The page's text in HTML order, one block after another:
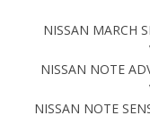
NISSAN MARCH
NISSAN NOTE
NISSAN NOTE